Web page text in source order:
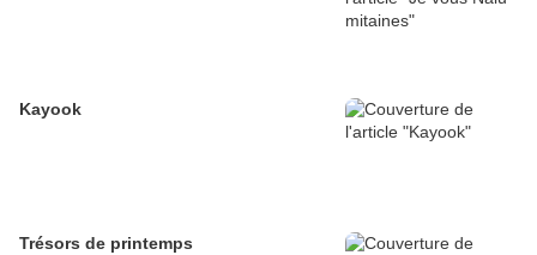
Kayook
Trésors de printemps